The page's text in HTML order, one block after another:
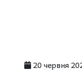
20 червня